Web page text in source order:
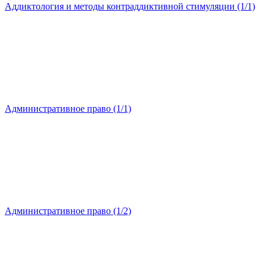
Аддиктология и методы контраддиктивной стимуляции (1/1)
Административное право (1/1)
Административное право (1/2)